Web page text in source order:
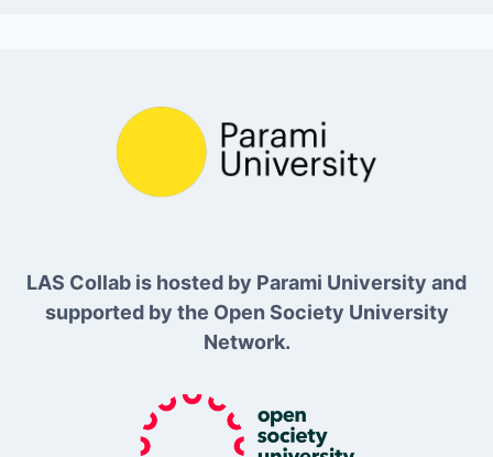
LAS Collab is hosted by Parami University and
supported by the Open Society University
Network.